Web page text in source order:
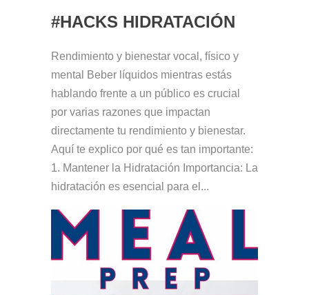
#HACKS HIDRATACIÓN
Rendimiento y bienestar vocal, físico y
mental Beber líquidos mientras estás
hablando frente a un público es crucial
por varias razones que impactan
directamente tu rendimiento y bienestar.
Aquí te explico por qué es tan importante:
1. Mantener la Hidratación Importancia: La
hidratación es esencial para el...